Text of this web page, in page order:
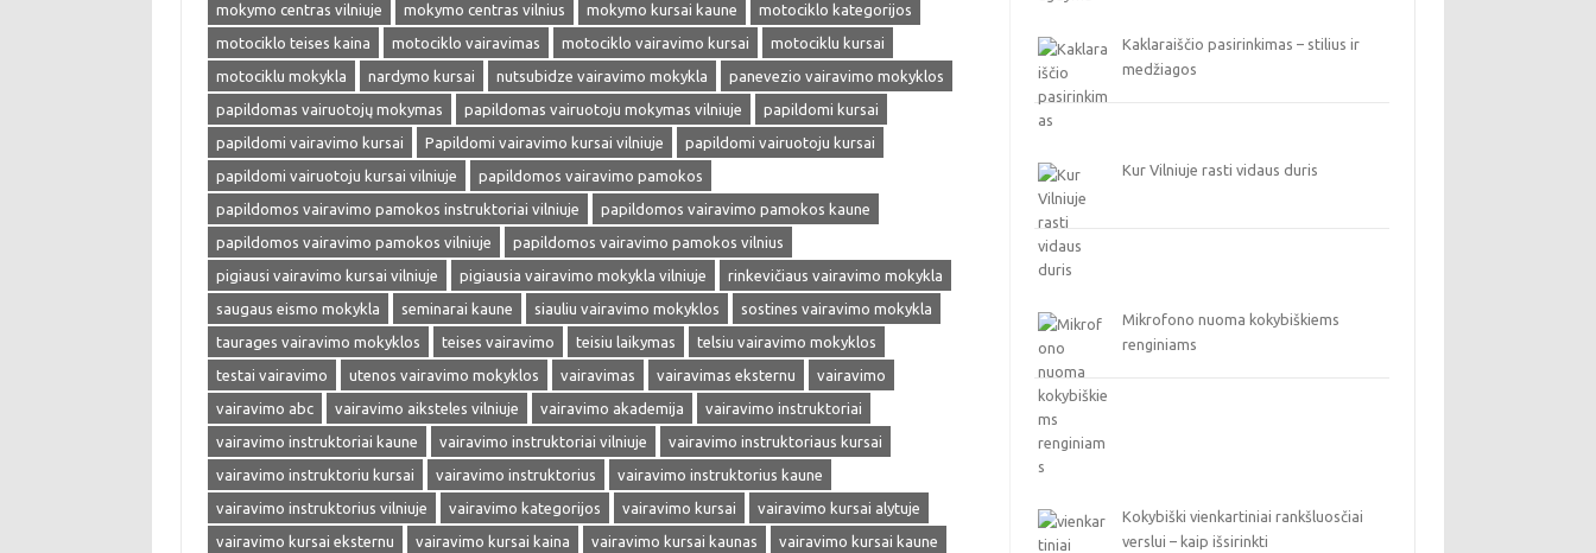
mokymo centras vilniuje
mokymo centras vilnius mokymo kursai kaune
motociklo kategorijos
motociklo teises kaina
motociklo vairavimas motociklo vairavimo kursai
motociklu kursai
motociklu mokykla
nardymo kursai nutsubidze vairavimo mokykla
panevezio vairavimo mokyklos
papildomas vairuotojų mokymas
papildomas vairuotoju mokymas vilniuje
papildomi kursai
papildomi vairavimo kursai
Papildomi vairavimo kursai vilniuje
papildomi vairuotoju kursai
papildomi vairuotoju kursai vilniuje
papildomos vairavimo pamokos
papildomos vairavimo pamokos instruktoriai vilniuje
papildomos vairavimo pamokos kaune
papildomos vairavimo pamokos vilniuje
papildomos vairavimo pamokos vilnius
pigiausi vairavimo kursai vilniuje
pigiausia vairavimo mokykla vilniuje
rinkevičiaus vairavimo mokykla
saugaus eismo mokykla
seminarai kaune siauliu vairavimo mokyklos
sostines vairavimo mokykla
taurages vairavimo mokyklos
teises vairavimo teisiu laikymas
telsiu vairavimo mokyklos
testai vairavimo
utenos vairavimo mokyklos vairavimas vairavimas eksternu
vairavimo
vairavimo abc
vairavimo aiksteles vilniuje vairavimo akademija
vairavimo instruktoriai
vairavimo instruktoriai kaune
vairavimo instruktoriai vilniuje
vairavimo instruktoriaus kursai
vairavimo instruktoriu kursai
vairavimo instruktorius
vairavimo instruktorius kaune
vairavimo instruktorius vilniuje
vairavimo kategorijos vairavimo kursai
vairavimo kursai alytuje
vairavimo kursai eksternu
vairavimo kursai kaina vairavimo kursai kaunas
vairavimo kursai kaune
Kaklaraiščio pasirinkimas – stilius ir
medžiagos
Kur Vilniuje rasti vidaus duris
Mikrofono nuoma kokybiškiems
renginiams
Kokybiški vienkartiniai rankšluosčiai
verslui – kaip išsirinkti